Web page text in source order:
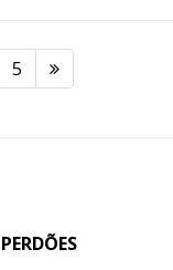
5
PERDÕES